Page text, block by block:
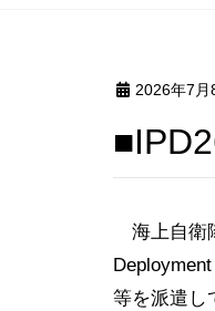
2026年7月
海上自衛
等を派遣し